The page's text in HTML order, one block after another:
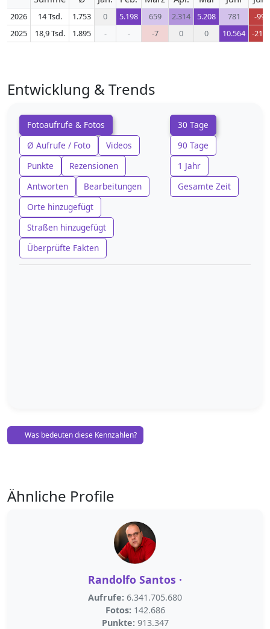
2026 14 Tsd. 1.753 0 5.198 659 2.314 5.208 781
-99
2025
18,9 Tsd. 1.895 - - -7 0 0 10.564 -211
Entwicklung & Trends
Fotoaufrufe & Fotos
Ø Aufrufe / Foto
Videos
Punkte
Rezensionen
Antworten
Bearbeitungen
Orte hinzugefügt
Straßen hinzugefügt
Überprüfte Fakten
30 Tage
90 Tage
1 Jahr
Gesamte Zeit
Was bedeuten diese Kennzahlen?
Ähnliche Profile
Randolfo Santos ·
Aufrufe: 6.341.705.680
Fotos: 142.686
Punkte: 913.347